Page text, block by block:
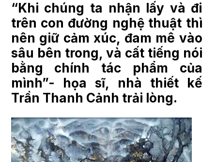
“Khi chúng ta nhận lấy và đi
trên con đường nghệ thuật thì
nên giữ cảm xúc, đam mê vào
sâu bên trong, và cất tiếng nói
bằng chính tác phẩm của
mình”- họa sĩ, nhà thiết kế
Trần Thanh Cảnh trải lòng.